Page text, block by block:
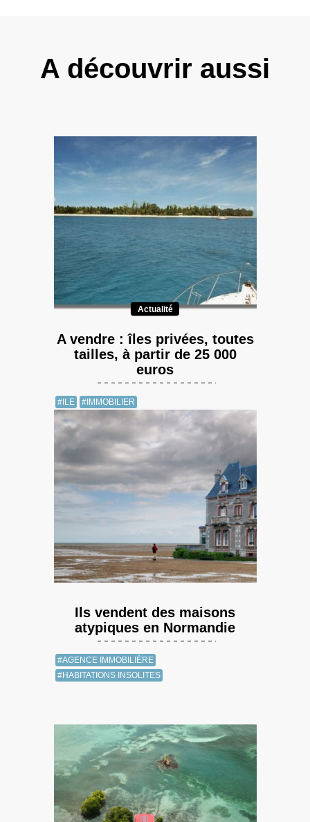
A découvrir aussi
Actualité
A vendre : îles privées, toutes
tailles, à partir de 25 000
euros
#ILE #IMMOBILIER
Ils vendent des maisons
atypiques en Normandie
#AGENCE IMMOBILIÈRE
#HABITATIONS INSOLITES